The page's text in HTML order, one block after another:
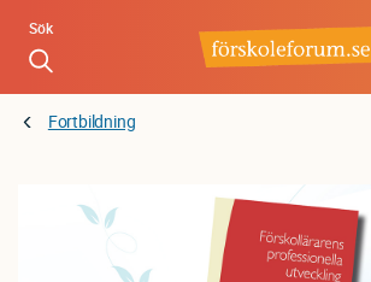
Hoppa
huvudinnehåll
Sök
Fortbildning